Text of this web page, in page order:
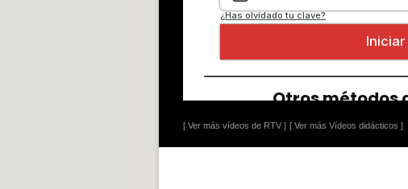
[ Ver más vídeos de RTV ] [ Ver más Vídeos didácticos ]